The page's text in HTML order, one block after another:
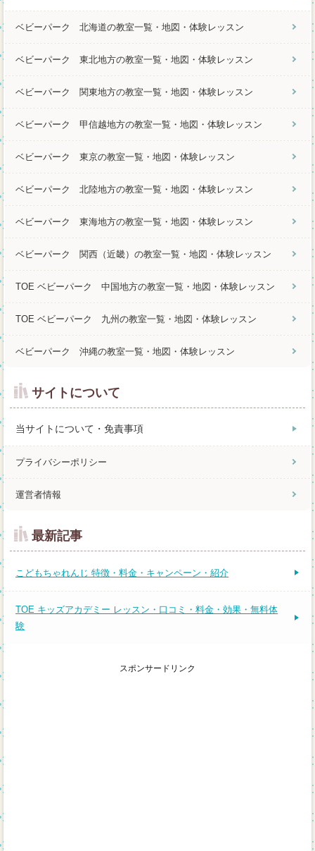
ベビーパーク 北海道の教室一覧・地図・体験レッスン
ベビーパーク 東北地方の教室一覧・地図・体験レッスン
ベビーパーク 関東地方の教室一覧・地図・体験レッスン
ベビーパーク 甲信越地方の教室一覧・地図・体験レッスン
ベビーパーク 東京の教室一覧・地図・体験レッスン
ベビーパーク 北陸地方の教室一覧・地図・体験レッスン
ベビーパーク 東海地方の教室一覧・地図・体験レッスン
ベビーパーク 関西（近畿）の教室一覧・地図・体験レッスン
TOE ベビーパーク 中国地方の教室一覧・地図・体験レッスン
TOE ベビーパーク 九州の教室一覧・地図・体験レッスン
ベビーパーク 沖縄の教室一覧・地図・体験レッスン
サイトについて
当サイトについて・免責事項
プライバシーポリシー
運営者情報
最新記事
こどもちゃれんじ 特徴・料金・キャンペーン・紹介
TOE キッズアカデミー レッスン・口コミ・料金・効果・無料体
験
スポンサードリンク